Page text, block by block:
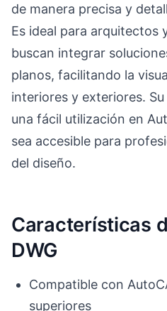
de manera precisa y
Es ideal para arquitectos
buscan integrar
planos, facilitando la
interiores y exteriores.
una fácil utilización en
sea accesible para
del diseño.
Características
DWG
Compatible con
superiores